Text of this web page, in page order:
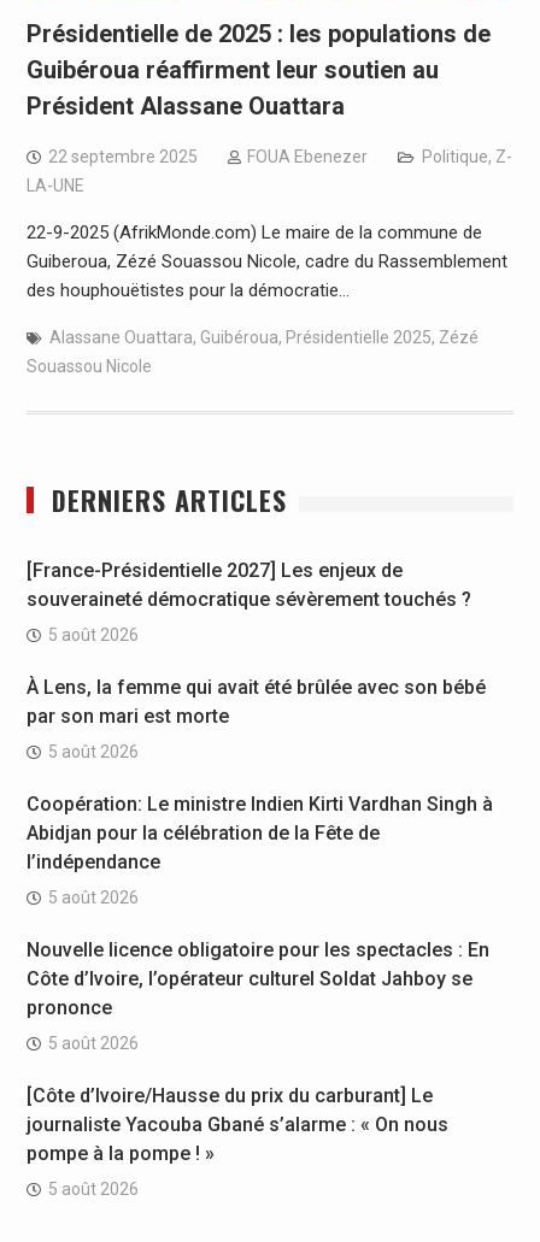
Présidentielle de 2025 : les populations de
Guibéroua réaffirment leur soutien au
Président Alassane Ouattara
22 septembre 2025 FOUA Ebenezer Politique, Z-
LA-UNE
22-9-2025 (AfrikMonde.com) Le maire de la commune de
Guiberoua, Zézé Souassou Nicole, cadre du Rassemblement
des houphouëtistes pour la démocratie…
Alassane Ouattara, Guibéroua, Présidentielle 2025, Zézé
Souassou Nicole
DERNIERS ARTICLES
[France-Présidentielle 2027] Les enjeux de
souveraineté démocratique sévèrement touchés ?
5 août 2026
À Lens, la femme qui avait été brûlée avec son bébé
par son mari est morte
5 août 2026
Coopération: Le ministre Indien Kirti Vardhan Singh à
Abidjan pour la célébration de la Fête de
l’indépendance
5 août 2026
Nouvelle licence obligatoire pour les spectacles : En
Côte d’Ivoire, l’opérateur culturel Soldat Jahboy se
prononce
5 août 2026
[Côte d’Ivoire/Hausse du prix du carburant] Le
journaliste Yacouba Gbané s’alarme : « On nous
pompe à la pompe ! »
5 août 2026